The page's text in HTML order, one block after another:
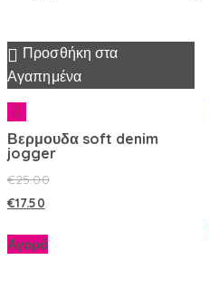
Προσθήκη στα
Αγαπημένα
Βερμουδα soft denim
jogger
€25.00
€17.50
Αγορά